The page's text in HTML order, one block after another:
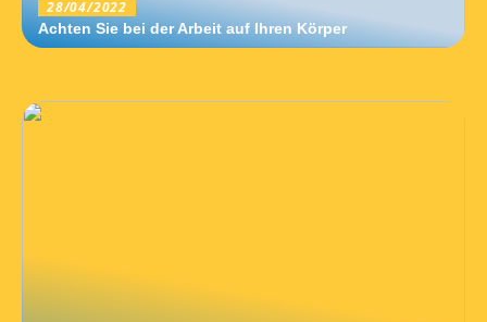
28/04/2022
Achten Sie bei der Arbeit auf Ihren Körper